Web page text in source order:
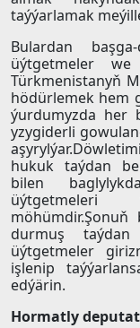
taýýarlamak
Bulardan
üýtgetmeler
Türkmenistanyň
hödürlemek hem
ýurdumyzda her
yzygiderli
hukuk taýdan
bilen
üýtgetmeleri
durmuş taýdan
üýtgetmeler
işlenip
edýärin.
Hormatly